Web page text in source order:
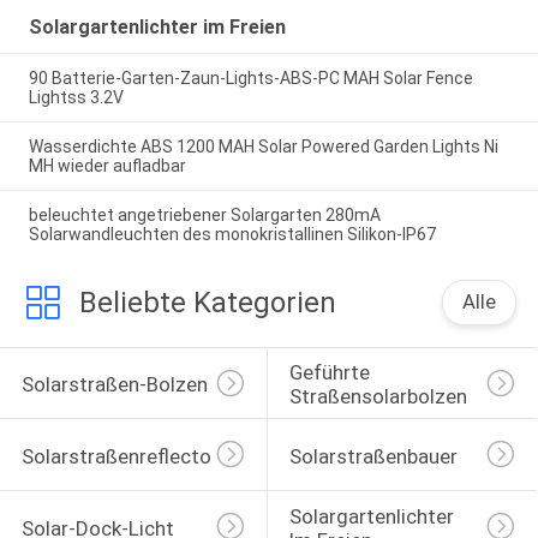
Solargartenlichter im Freien
90 Batterie-Garten-Zaun-Lights-ABS-PC MAH Solar Fence
Lightss 3.2V
Wasserdichte ABS 1200 MAH Solar Powered Garden Lights Ni
MH wieder aufladbar
beleuchtet angetriebener Solargarten 280mA
Solarwandleuchten des monokristallinen Silikon-IP67
Beliebte Kategorien Alle
Solarstraßen-Bolzen
Geführte
Straßensolarbolzen
Solarstraßenreflectoren Solarstraßenbauer
Solar-Dock-Licht
Solargartenlichter